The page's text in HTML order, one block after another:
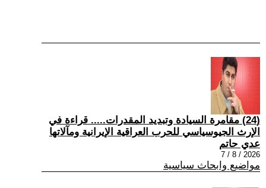
(24) مقامرة السيادة وتبديد المقدرات..... قراءة في
الإرث الجيوسياسي للحرب العراقية الإيرانية ومآلاتها
عدي حاتم
2026 / 8 / 7
مواضيع وابحاث سياسية